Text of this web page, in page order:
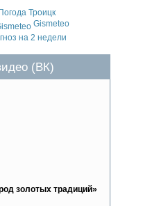
Погода Троицк
Gismeteo
на 2 недели
(ВК)
золотых традиций»